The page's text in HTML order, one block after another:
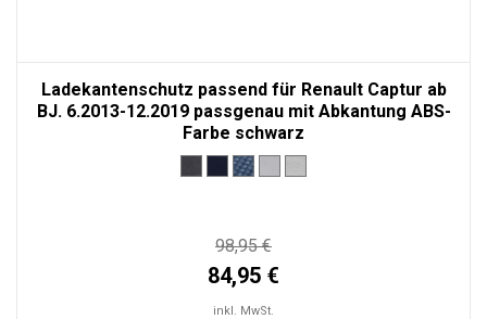
Ladekantenschutz passend für Renault Captur ab
BJ. 6.2013-12.2019 passgenau mit Abkantung ABS-
Farbe schwarz
98,95 €
84,95 €
inkl. MwSt.